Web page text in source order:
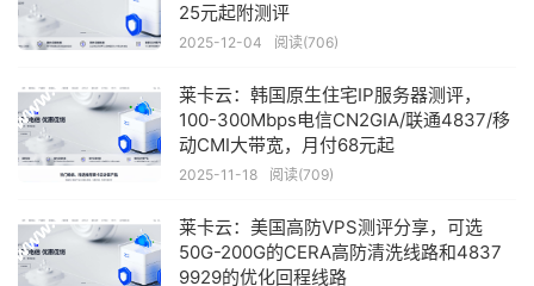
25元起附测评
2025-12-04 阅读(706)
莱卡云：韩国原生住宅IP服务器测评，
100-300Mbps电信CN2GIA/联通4837/移
动CMI大带宽，月付68元起
2025-11-18 阅读(709)
莱卡云：美国高防VPS测评分享，可选
50G-200G的CERA高防清洗线路和4837
9929的优化回程线路